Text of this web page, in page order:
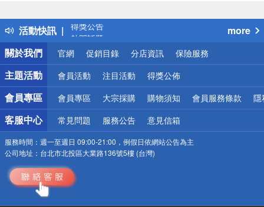
活動快訊
得獎公告
熱門話題
銀行優惠
偏遠地區配送
詐騙網頁！請小心！
more
關於我們
官網 促銷目錄 分店資訊 保險服務
主題活動 會員活動 注目活動 得獎公佈
會員專區 會員專區 大宗採購 購物須知 會員服務條款 隱
客服中心 常見問題 服務公告 意見信箱
服務時間： 週一至週日 09:00-21:00，例假日依網站公告為主
公司地址： 台北市北投區大業路136號5樓 (台灣)